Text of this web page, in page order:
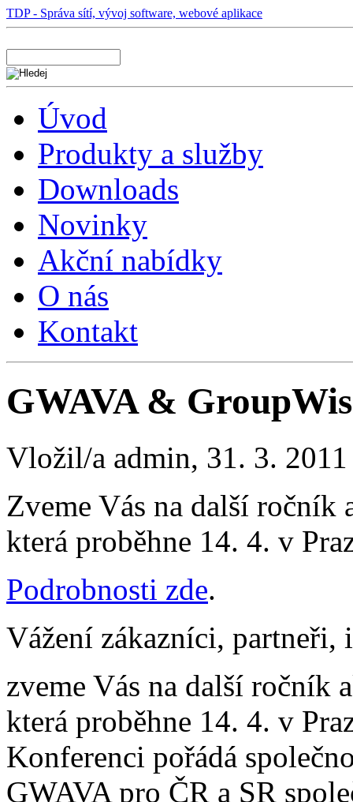
TDP - Správa sítí, vývoj software, webové aplikace
Úvod
Produkty a služby
Downloads
Novinky
Akční nabídky
O nás
Kontakt
GWAVA &
Vložil/a admin, 31. 3. 2011
Zveme Vás na další ročník
která proběhne 14. 4. v
Podrobnosti zde.
Vážení zákazníci, partneři,
zveme Vás na další ročník
která proběhne 14. 4. v
Konferenci pořádá
GWAVA pro ČR a SR